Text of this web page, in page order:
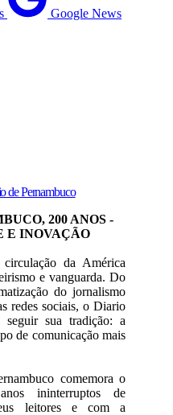
Google News
de Pernambuco
200 ANOS -
E INOVAÇÃO
da América
e vanguarda. Do
do jornalismo
redes sociais, o Diario
seguir sua tradição: a
de comunicação mais
comemora o
ininterruptos de
leitores e com a